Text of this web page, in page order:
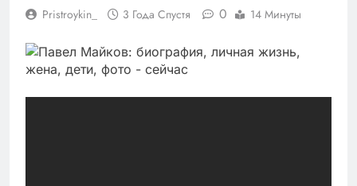
Pristroykin_ 3 Года Спустя 0 14 Минуты